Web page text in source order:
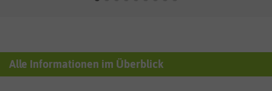
Alle Informationen im Überblick